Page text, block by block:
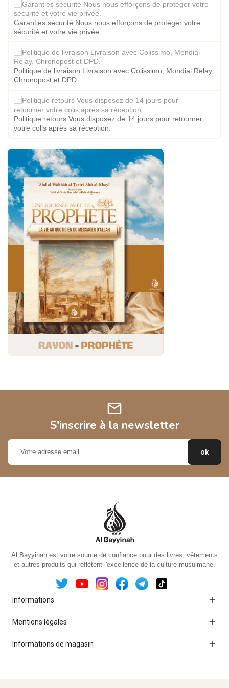
Garanties sécurité Nous nous efforçons de protéger votre
sécurité et votre vie privée.
Politique de livraison Livraison avec Colissimo, Mondial Relay,
Chronopost et DPD.
Politique retours Vous disposez de 14 jours pour retourner
votre colis après sa réception.
mail
S'inscrire à la newsletter
Al Bayyinah est votre source de confiance pour des livres, vêtements
et autres produits qui reflètent l'excellence de la culture musulmane.
Informations 
Mentions légales 
Informations de magasin 